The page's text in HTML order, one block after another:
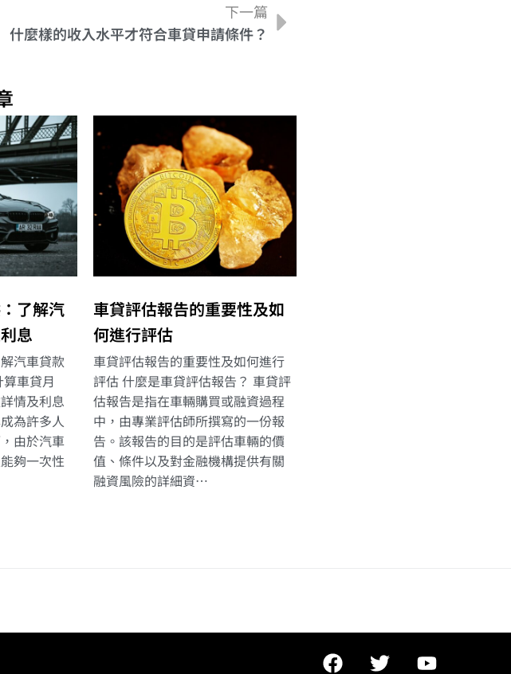
下一篇
什麼樣的收入水平才符合車貸申請條件？
了解汽
息
汽車貸款
車貸月
情及利息
為許多人
由於汽車
夠一次性
車貸評估報告的重要性及如
何進行評估
車貸評估報告的重要性及如何進行
評估 什麼是車貸評估報告？ 車貸評
估報告是指在車輛購買或融資過程
中，由專業評估師所撰寫的一份報
告。該報告的目的是評估車輛的價
值、條件以及對金融機構提供有關
融資風險的詳細資…